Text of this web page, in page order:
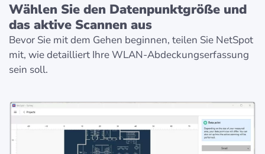
Wählen Sie den Datenpunktgröße und
das aktive Scannen aus
Bevor Sie mit dem Gehen beginnen, teilen Sie NetSpot
mit, wie detailliert Ihre WLAN-Abdeckungserfassung
sein soll.